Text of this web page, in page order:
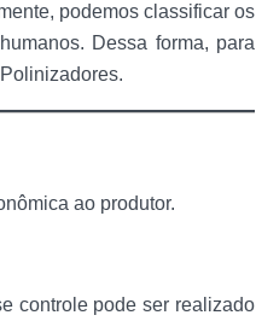
podemos classificar os
Dessa forma, para
ao produtor.
controle pode ser realizado